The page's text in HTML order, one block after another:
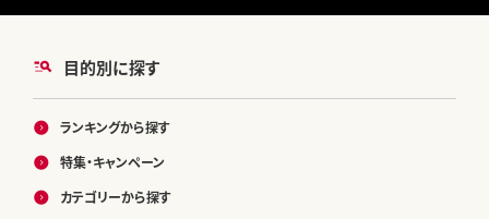
目的別に探す
ランキングから探す
特集・キャンペーン
カテゴリーから探す